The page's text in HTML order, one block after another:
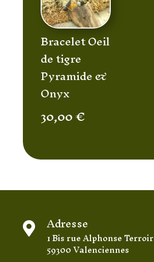
Bracelet Oeil
de tigre
Pyramide &
Onyx
30,00€
 Adresse
1 Bis rue Alphonse Terroir
59300 Valenciennes